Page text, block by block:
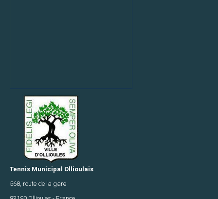
Tennis Municipal Ollioulais
568, route de la gare